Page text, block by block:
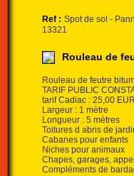
Ref : Spot de sol -
13321
Rouleau de
Rouleau de feutre
TARIF PUBLIC
tarif Cadiac : 25,00
Largeur : 1 mètre
Longueur : 5 mètres
Toitures d abris de
Cabanes pour enfants
Niches pour animaux
Chapes, garages,
Compléments de